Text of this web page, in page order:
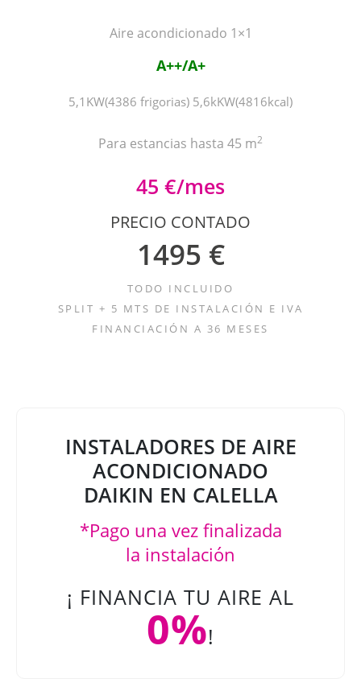
Aire acondicionado 1×1
A++/A+
5,1KW(4386 frigorias) 5,6kKW(4816kcal)
Para estancias hasta 45 m2
45 €/mes
PRECIO CONTADO
1495 €
TODO INCLUIDO
SPLIT + 5 MTS DE INSTALACIÓN E IVA
FINANCIACIÓN A 36 MESES
INSTALADORES DE AIRE
ACONDICIONADO
DAIKIN EN CALELLA
*Pago una vez finalizada
la instalación
¡ FINANCIA TU AIRE AL
0%!